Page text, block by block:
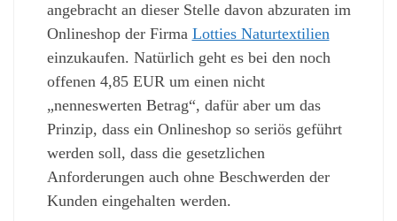
angebracht an dieser Stelle davon abzuraten im
Onlineshop der Firma Lotties Naturtextilien
einzukaufen. Natürlich geht es bei den noch
offenen 4,85 EUR um einen nicht
„nenneswerten Betrag“, dafür aber um das
Prinzip, dass ein Onlineshop so seriös geführt
werden soll, dass die gesetzlichen
Anforderungen auch ohne Beschwerden der
Kunden eingehalten werden.